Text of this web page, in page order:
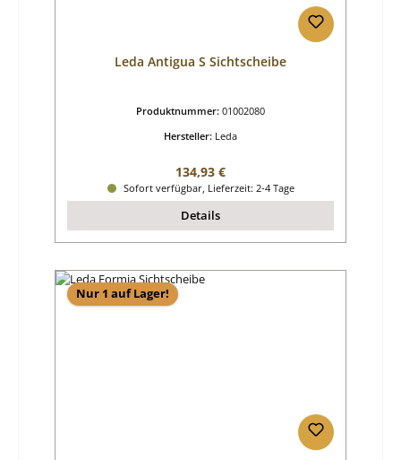
Leda Antigua S Sichtscheibe
Produktnummer: 01002080
Hersteller: Leda
Regulärer Preis:
134,93 €
Sofort verfügbar, Lieferzeit: 2-4 Tage
Details
Nur 1 auf Lager!